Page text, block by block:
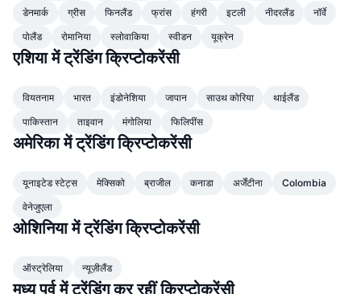
आगामी
हाल ही में जोड़े गए
गेनर और लूजर
सबसे ज्यादा देखे गए
कम्युनिटी का सेंटिमेंट
चेन रैंकिंग
भविष्यवाणी बाजार
भय एवं लालच सूचकांक।
ऑल्टकॉइन सीजन इंडेक्स
मार्केट साइकल इंडिकेटर्स
Bitcoin डोमिनेंस
CoinMarketCap 20 इंडेक्स
CoinMarketCap 100 इंडेक्स
ETF प्रवाह
कीमतें
संसाधन
प्रलेखन
सामान्य प्रश्न
AI इंटीग्रेशन्स
कौशल मार्केटप्लेस
CMC Launch
CMC Labs
CMC Max
मुख्य समाचार
Telegram बॉट
साइट विजेट
डेनमार्क
ग्रीस फिनलैंड फ्रांस हंगरी इटली नीदरलैंड
नॉर्वे
पोलैंड
रोमानिया स्लोवाकिया स्वीडन यूक्रेन
एशिया में ट्रेंडिंग क्रिप्टोकरेंसी
वियतनाम भारत इंडोनेशिया जापान साउथ कोरिया
थाईलैंड
पाकिस्तान
ताइवान मंगोलिया फिलिपींस
अमेरिका में ट्रेंडिंग क्रिप्टोकरेंसी
यूनाइटेड स्टेट्स मेक्सिको ब्राजील कनाडा अर्जेंटीना
Colombia
वेनेजुएला
ओशिनिया में ट्रेंडिंग क्रिप्टोकरेंसी
ऑस्ट्रेलिया न्यूज़ीलैंड
मध्य पूर्व में ट्रेंडिंग कर रहीं क्रिप्टोकरेंसी